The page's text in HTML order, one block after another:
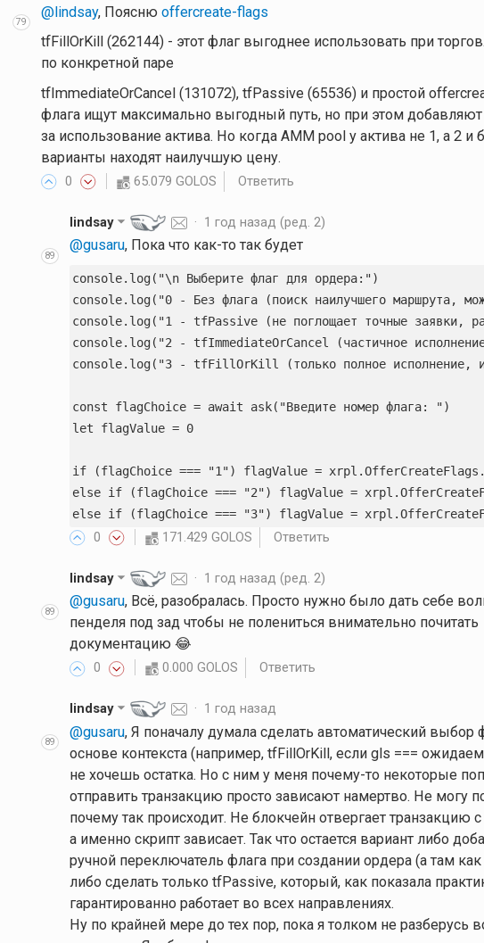
79
@lindsay, Поясню offercreate-flags
tfFillOrKill (262144) - этот флаг выгоднее использовать при
по конкретной паре
tfImmediateOrCancel (131072), tfPassive (65536) и простой
флага ищут максимально выгодный путь, но при этом
за использование актива. Но когда AMM pool у актива не 1, а 2 и
варианты находят наилучшую цену.
0 65.079 GOLOS Ответить
89
lindsay · 1 год назад (ред. 2)
@gusaru, Пока что как-то так будет
console.log("\n Выберите флаг для ордера:")
console.log("0 - Без флага (поиск наилучшего маршрута,
console.log("1 - tfPassive (не поглощает точные заявки,
console.log("2 - tfImmediateOrCancel (частичное
console.log("3 - tfFillOrKill (только полное исполнение,
const flagChoice = await ask("Введите номер флага: ")
let flagValue = 0
if (flagChoice === "1") flagValue =
else if (flagChoice === "2") flagValue =
0 171.429 GOLOS Ответить
89
lindsay · 1 год назад (ред. 2)
@gusaru, Всё, разобралась. Просто нужно было дать себе
пенделя под зад чтобы не полениться внимательно почитать
документацию 😂
0 0.000 GOLOS Ответить
89
lindsay · 1 год назад
@gusaru, Я поначалу думала сделать автоматический выбор
основе контекста (например, tfFillOrKill, если gls ===
не хочешь остатка. Но с ним у меня почему-то некоторые
отправить транзакцию просто зависают намертво. Не могу
почему так происходит. Не блокчейн отвергает транзакцию
а именно скрипт зависает. Так что остается вариант либо
ручной переключатель флага при создании ордера (а там как
либо сделать только tfPassive, который, как показала
гарантированно работает во всех направлениях.
Ну по крайней мере до тех пор, пока я толком не разберусь